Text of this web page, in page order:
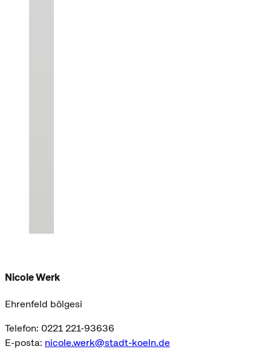
Nicole Werk
Ehrenfeld bölgesi
Telefon: 0221 221-93636
E-posta: nicole.werk@stadt-koeln.de